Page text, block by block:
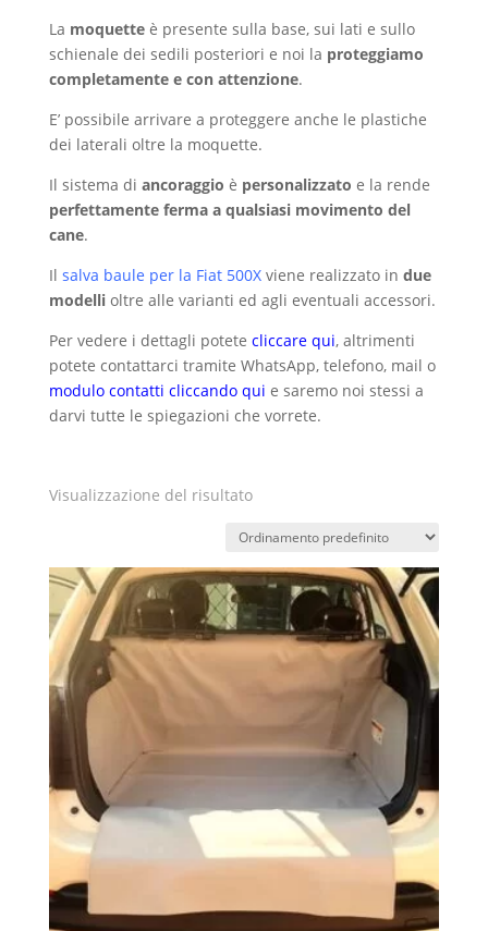
La moquetteè presente sulla base, sui lati e sullo
schienale dei sedili posteriori e noi la proteggiamo
completamente e con attenzione.
E’ possibile arrivare a proteggere anche le plastiche
dei laterali oltre la moquette.
Il sistema di ancoraggio è personalizzato e la rende
perfettamente ferma a qualsiasi movimento del
cane.
Il salva baule per la Fiat 500Xviene realizzato in due
modellioltre alle varianti ed agli eventuali accessori.
Per vedere i dettagli potete cliccare qui, altrimenti
potete contattarci tramite WhatsApp, telefono, mail o
modulo contatti cliccando qui e saremo noi stessi a
darvi tutte le spiegazioni che vorrete.
Visualizzazione del risultato